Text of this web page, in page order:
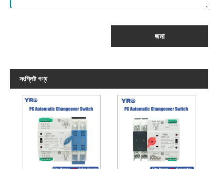
জমা
সংশ্লিষ্ট পণ্য